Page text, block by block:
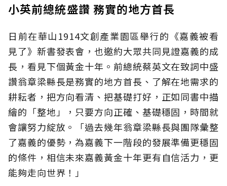
小英前總統盛讚 務實的地方首長
日前在華山1914文創產業園區舉行的《嘉義被看
見了》新書發表會，也邀約大眾共同見證嘉義的成
長，看見下個黃金十年。前總統蔡英文在致詞中盛
讚翁章梁縣長是務實的地方首長、了解在地需求的
耕耘者，把方向看清、把基礎打好，正如同書中描
繪的「整地」，只要方向正確、基礎穩固，時間就
會讓努力綻放。「過去幾年翁章梁縣長與團隊彙整
了嘉義的優勢，為嘉義下一階段的發展準備更穩固
的條件，相信未來嘉義黃金十年更有自信活力，更
能夠走向世界！」